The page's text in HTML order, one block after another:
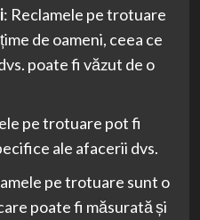
: Reclamele pe trotuare
de oameni, ceea ce
poate fi văzut de o
pe trotuare pot fi
ale afacerii dvs.
pe trotuare sunt o
poate fi măsurată și